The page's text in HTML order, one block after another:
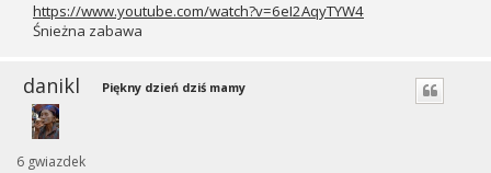
https://www.youtube.com/watch?v=6eI2AqyTYW4
Śnieżna zabawa
danikl
6 gwiazdek
Piękny dzień dziś mamy